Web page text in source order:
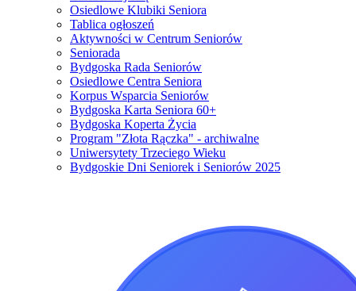
Osiedlowe Klubiki Seniora
Tablica ogłoszeń
Aktywności w Centrum Seniorów
Seniorada
Bydgoska Rada Seniorów
Osiedlowe Centra Seniora
Korpus Wsparcia Seniorów
Bydgoska Karta Seniora 60+
Bydgoska Koperta Życia
Program "Złota Rączka" - archiwalne
Uniwersytety Trzeciego Wieku
Bydgoskie Dni Seniorek i Seniorów 2025